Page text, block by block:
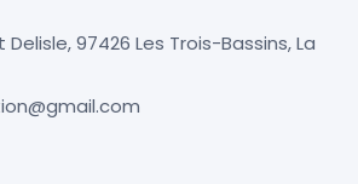
97426 Les Trois-Bassins, La